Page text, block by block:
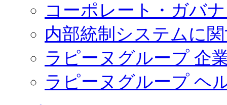
コーポレート・ガバ
内部統制システムに
ラピーヌグループ 企
ラピーヌグループ ヘ